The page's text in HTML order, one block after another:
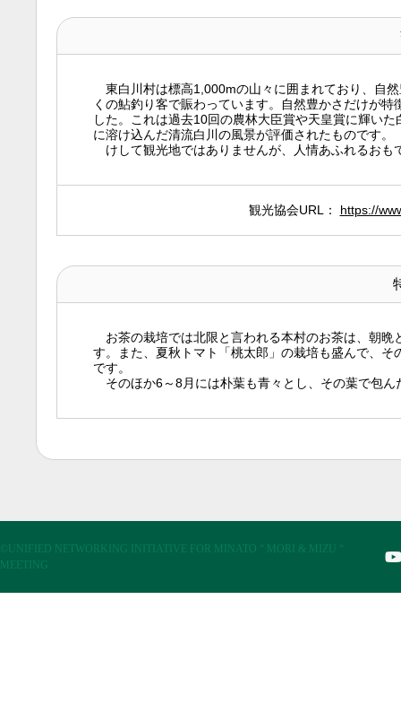
東白川村は標高1,000mの山々に囲まれており、自
くの鮎釣り客で賑わっています。自然豊かさだけが
した。これは過去10回の農林大臣賞や天皇賞に輝い
に溶け込んだ清流白川の風景が評価されたものです。
けして観光地ではありませんが、人情あふれるおも
観光協会URL： https://
お茶の栽培では北限と言われる本村のお茶は、朝晩
す。また、夏秋トマト「桃太郎」の栽培も盛んで、
です。
そのほか6～8月には朴葉も青々とし、その葉で包
©UNIFIED NETWORKING INITIATIVE FOR MINATO “ MORI & MIZU “
MEETING